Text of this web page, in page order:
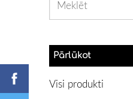
Pārlūkot
Visi produkti